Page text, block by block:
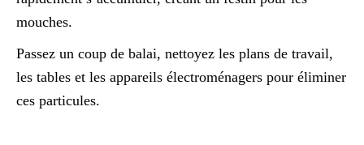
mouches.
Passez un coup de balai, nettoyez les plans de travail,
les tables et les appareils électroménagers pour éliminer
ces particules.